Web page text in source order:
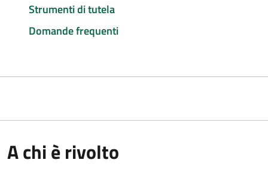
Strumenti di tutela
Domande frequenti
A chi è rivolto